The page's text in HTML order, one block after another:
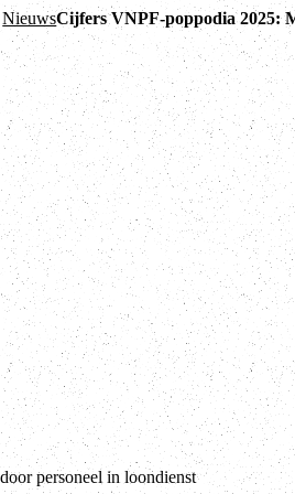
NieuwsCijfers VNPF-poppodia 2025:
personeel in loondienst